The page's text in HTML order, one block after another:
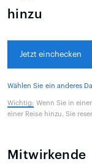
hinzu
Jetzt einchecken
Wählen Sie ein anderes
Wichtig: Wenn Sie in
einer Reise hinzu. Sie
Mitwirkende